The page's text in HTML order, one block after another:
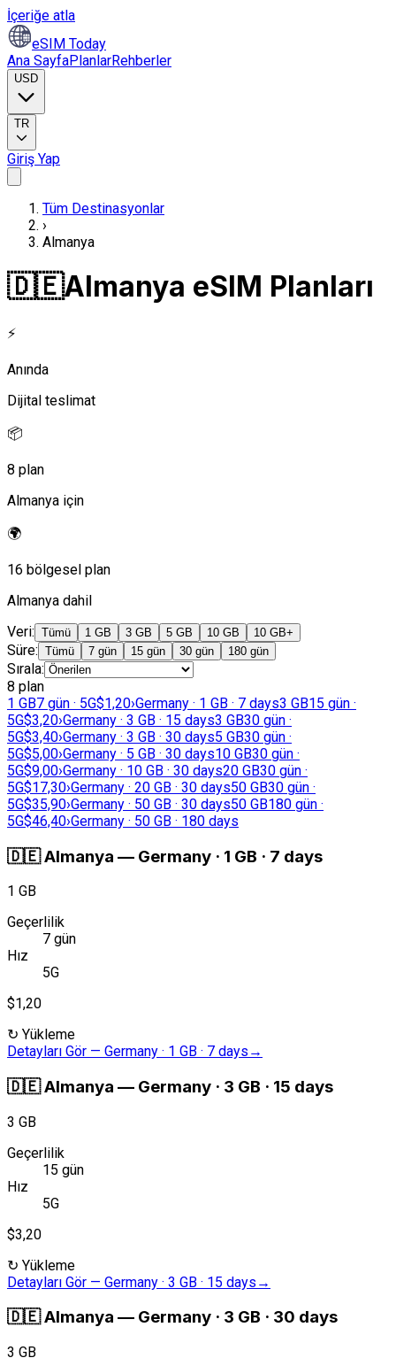
İçeriğe atla
eSIM Today
Ana SayfaPlanlarRehberler
USD
TR
Giriş Yap
Tüm Destinasyonlar
›
Almanya
🇩🇪Almanya eSIM Planları
⚡
Anında
Dijital teslimat
📦
8 plan
Almanya için
🌍
16 bölgesel plan
Almanya dahil
Veri: Tümü 1 GB 3 GB 5 GB 10 GB 10 GB+
Süre: Tümü 7 gün 15 gün 30 gün 180 gün
Sırala:
8 plan
1 GB7 gün · 5G$1,20›Germany · 1 GB · 7 days3 GB15 gün ·
5G$3,20›Germany · 3 GB · 15 days3 GB30 gün ·
5G$3,40›Germany · 3 GB · 30 days5 GB30 gün ·
5G$5,00›Germany · 5 GB · 30 days10 GB30 gün ·
5G$9,00›Germany · 10 GB · 30 days20 GB30 gün ·
5G$17,30›Germany · 20 GB · 30 days50 GB30 gün ·
5G$35,90›Germany · 50 GB · 30 days50 GB180 gün ·
5G$46,40›Germany · 50 GB · 180 days
🇩🇪Almanya — Germany · 1 GB · 7 days
1 GB
Geçerlilik
7 gün
Hız
5G
$1,20
↻ Yükleme
Detayları Gör — Germany · 1 GB · 7 days →
🇩🇪Almanya — Germany · 3 GB · 15 days
3 GB
Geçerlilik
15 gün
Hız
5G
$3,20
↻ Yükleme
Detayları Gör — Germany · 3 GB · 15 days →
🇩🇪Almanya — Germany · 3 GB · 30 days
3 GB